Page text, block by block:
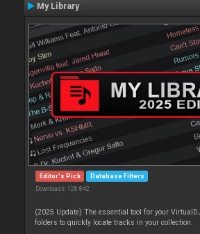
My Library
Editor's Pick Database Filters
Downloads: 128 842
(2025 Update) The essential tool for your
folders to quickly locate tracks in your collection.